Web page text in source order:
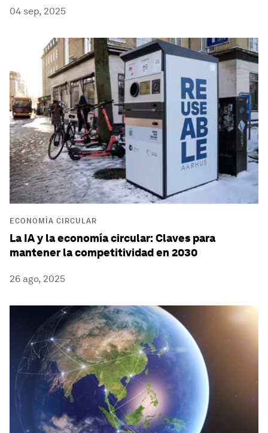
04 sep, 2025
ECONOMÍA CIRCULAR
La IA y la economía circular: Claves para
mantener la competitividad en 2030
26 ago, 2025